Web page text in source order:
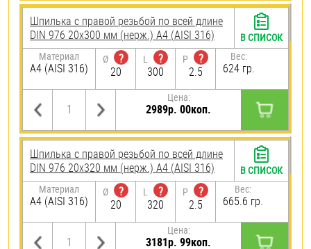
Шпилька с правой резьбой по всей длине
DIN 976 20х300 мм (нерж.) A4 (AISI 316)
Материал
A4 (AISI 316)
Ø
?
20
L
?
300
P
?
2.5
Вес:
624 гр.
Цена:
2989р. 00коп.
В СПИСОК
Шпилька с правой резьбой по всей длине
DIN 976 20х320 мм (нерж.) A4 (AISI 316)
Материал
A4 (AISI 316)
Ø
?
20
L
?
320
P
?
2.5
Вес:
665.6 гр.
Цена:
3181р. 99коп.
В СПИСОК